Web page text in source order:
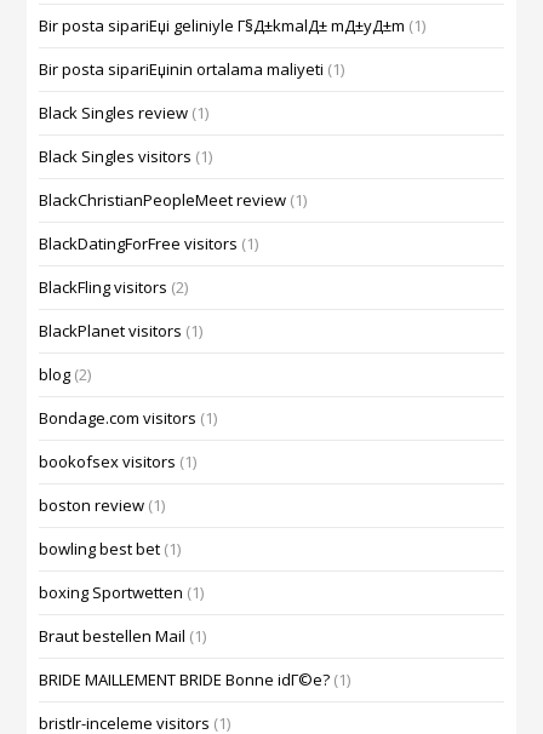
Bir posta sipariЕџi geliniyle Г§Д±kmalД± mД±yД±m (1)
Bir posta sipariЕџinin ortalama maliyeti (1)
Black Singles review (1)
Black Singles visitors (1)
BlackChristianPeopleMeet review (1)
BlackDatingForFree visitors (1)
BlackFling visitors (2)
BlackPlanet visitors (1)
blog (2)
Bondage.com visitors (1)
bookofsex visitors (1)
boston review (1)
bowling best bet (1)
boxing Sportwetten (1)
Braut bestellen Mail (1)
BRIDE MAILLEMENT BRIDE Bonne idГ©e? (1)
bristlr-inceleme visitors (1)